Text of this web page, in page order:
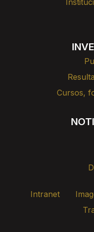
Cursos,
Intranet